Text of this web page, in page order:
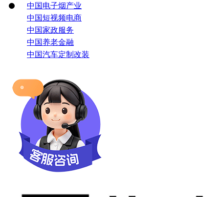
中国电子烟产业
中国短视频电商
中国家政服务
中国养老金融
中国汽车定制改装